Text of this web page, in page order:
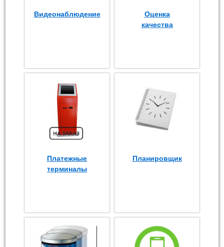
Видеонаблюдение
Оценка
качества
Платежные
терминалы
Планировщик